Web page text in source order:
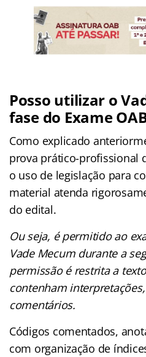
Posso utilizar o
fase do Exame
Como explicado
prova prático-profissional
o uso de legislação para
material atenda
do edital.
Ou seja, é permitido ao
Vade Mecum durante a
permissão é restrita a
contenham
comentários.
Códigos comentados,
com organização de